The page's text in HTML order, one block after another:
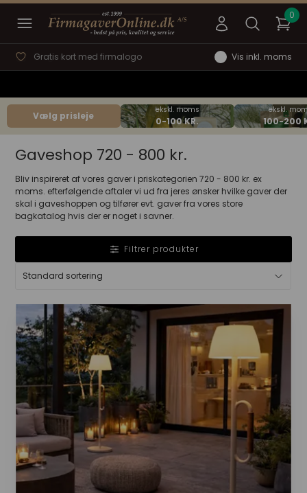
Hurtig svartid
Prisgaranti Vis inkl. moms
Vælg prisleje
Gaveshop 720 - 800 kr.
Bliv inspireret af vores gaver i priskategorien 720 - 800 kr. ex
moms. efterfølgende aftaler vi ud fra jeres ønsker hvilke gaver der
skal i gaveshoppen og tilfører evt. gaver fra vores store
bagkatalog hvis der er noget i savner.
Filtrer produkter